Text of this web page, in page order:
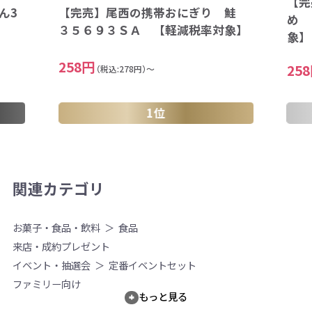
3
【完売】尾西の携帯おにぎり 鮭
３５６９３ＳＡ 【軽減税率対象】
258円 （税込:278円）～
1位
め
象】
関連カテゴリ
お菓子・食品・飲料
食品
来店・成約プレゼント
イベント・抽選会
定番イベントセット
ファミリー向け
もっと見る